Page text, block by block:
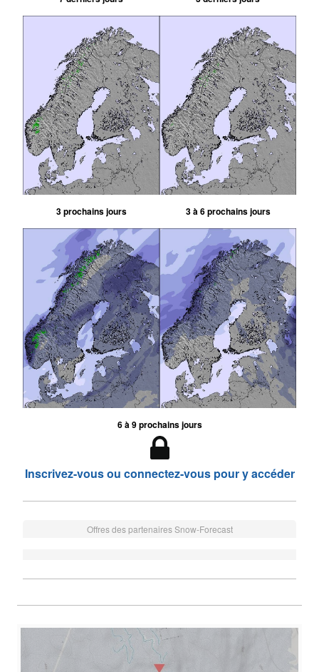
3 prochains jours 3 à 6 prochains jours
6 à 9 prochains jours
Inscrivez-vous ou connectez-vous pour y accéder
Offres des partenaires Snow-Forecast